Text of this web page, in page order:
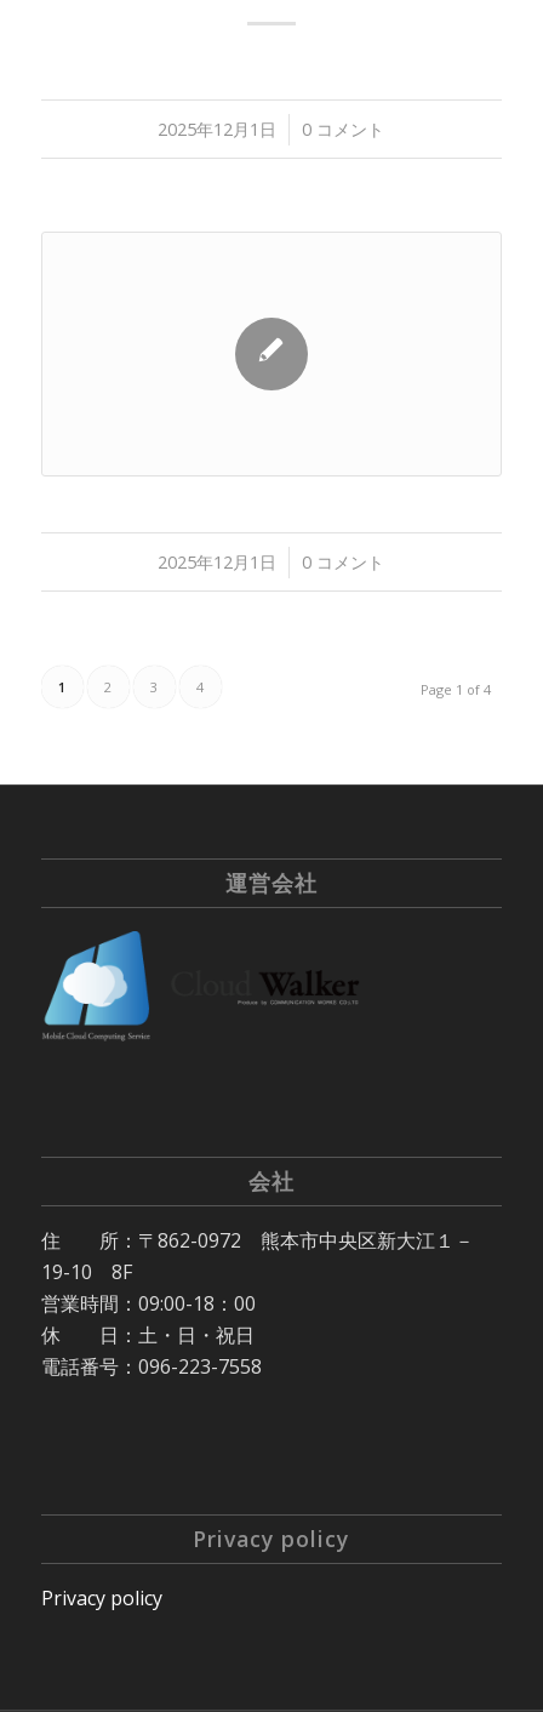
2025年12月1日
/ 0 コメント
2025年12月1日
/ 0 コメント
Page 1 of 4
1 2 3 4
運営会社
会社
住 所：〒862-0972 熊本市中央区新大江１－
19-10 8F
営業時間：09:00-18：00
休 日：土・日・祝日
電話番号：096-223-7558
Privacy policy
Privacy policy